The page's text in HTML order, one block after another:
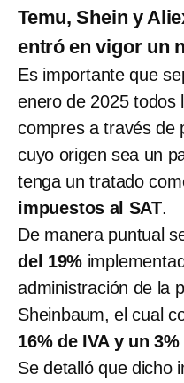
Temu, Shein y
entró en vigor un
Es importante que
enero de 2025 todos
compres a través de
cuyo origen sea un
tenga un tratado
impuestos al SAT.
De manera puntual
del 19%
administración de la
Sheinbaum, el cual
16% de IVA y un 3%
Se detalló que dicho